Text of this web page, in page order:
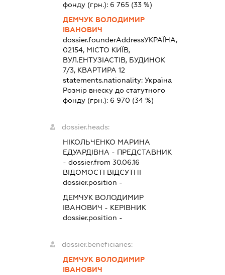
фонду (грн.): 6 765 (33 %)
ДЕМЧУК ВОЛОДИМИР
ІВАНОВИЧ
dossier.founderAddressУКРАЇНА,
02154, МІСТО КИЇВ,
ВУЛ.ЕНТУЗІАСТІВ, БУДИНОК
7/3, КВАРТИРА 12
statements.nationality:Україна
Розмір внеску до статутного
фонду (грн.): 6 970 (34 %)
dossier.heads:
НІКОЛЬЧЕНКО МАРИНА
ЕДУАРДІВНА - ПРЕДСТАВНИК
- dossier.from 30.06.16
ВІДОМОСТІ ВІДСУТНІ
dossier.position -
ДЕМЧУК ВОЛОДИМИР
ІВАНОВИЧ - КЕРІВНИК
dossier.position -
dossier.beneficiaries:
ДЕМЧУК ВОЛОДИМИР
ІВАНОВИЧ